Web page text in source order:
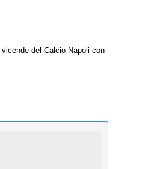
del Calcio Napoli con